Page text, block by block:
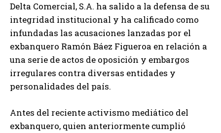
Delta Comercial, S.A. ha salido a la defensa de su
integridad institucional y ha calificado como
infundadas las acusaciones lanzadas por el
exbanquero Ramón Báez Figueroa en relación a
una serie de actos de oposición y embargos
irregulares contra diversas entidades y
personalidades del país.
Antes del reciente activismo mediático del
exbanquero, quien anteriormente cumplió